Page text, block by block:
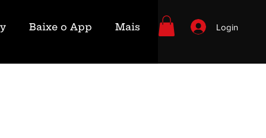
Baixe o App Mais Login